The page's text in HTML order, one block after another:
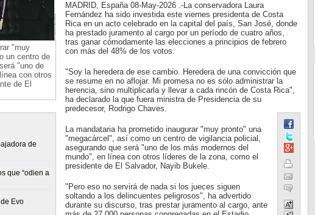
"muy
un centro de
"uno de
con otros
de El
de
que “odien a
Evo
MADRID, España 08-May-2026 .-La conservadora Laura
Fernández ha sido investida este viernes presidenta de Costa
Rica en un acto celebrado en la capital del país, San José, donde
ha prestado juramento al cargo por un período de cuatro años,
tras ganar cómodamente las elecciones a principios de febrero
con más del 48% de los votos.
"Soy la heredera de ese cambio. Heredera de una convicción que
se resume en no aflojar. Mi promesa no es sólo administrar la
herencia, sino multiplicarla y llevar a cada rincón de Costa Rica",
ha declarado la que fuera ministra de Presidencia de su
predecesor, Rodrigo Chaves.
La mandataria ha prometido inaugurar "muy pronto" una
"megacárcel", así como un centro de vigilancia policial,
asegurando que será "uno de los más modernos del
mundo", en línea con otros líderes de la zona, como el
presidente de El Salvador, Nayib Bukele.
"Pero eso no servirá de nada si los jueces siguen
soltando a los delincuentes peligrosos", ha advertido
durante su discurso, tras prestar juramento al cargo, ante